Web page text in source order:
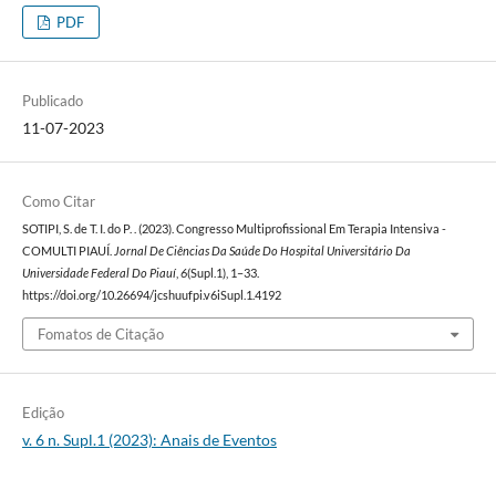
PDF
Publicado
11-07-2023
Como Citar
SOTIPI, S. de T. I. do P. . (2023). Congresso Multiprofissional Em Terapia Intensiva -
COMULTI PIAUÍ. Jornal De Ciências Da Saúde Do Hospital Universitário Da
Universidade Federal Do Piauí, 6(Supl.1), 1–33.
https://doi.org/10.26694/jcshuufpi.v6iSupl.1.4192
Fomatos de Citação
Edição
v. 6 n. Supl.1 (2023): Anais de Eventos